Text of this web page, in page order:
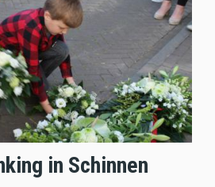
in Schinnen